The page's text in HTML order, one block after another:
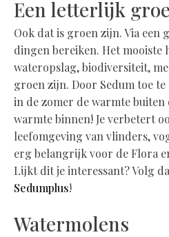
Een letterlijk
Ook dat is groen zijn. Via een
dingen bereiken. Het mooiste
wateropslag, biodiversiteit,
groen zijn. Door Sedum toe te
in de zomer de warmte
warmte binnen! Je verbetert
leefomgeving van vlinders,
erg belangrijk voor de Flora
Lijkt dit je interessant? Volg
Sedumplus!
Watermolens